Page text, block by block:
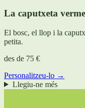
La caputxeta
El bosc, el llop i la
petita.
des de 75 €
Personalitzeu-lo →
Llegiu-ne més